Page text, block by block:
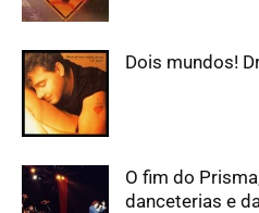
Dois mundos!
O fim do
danceterias e